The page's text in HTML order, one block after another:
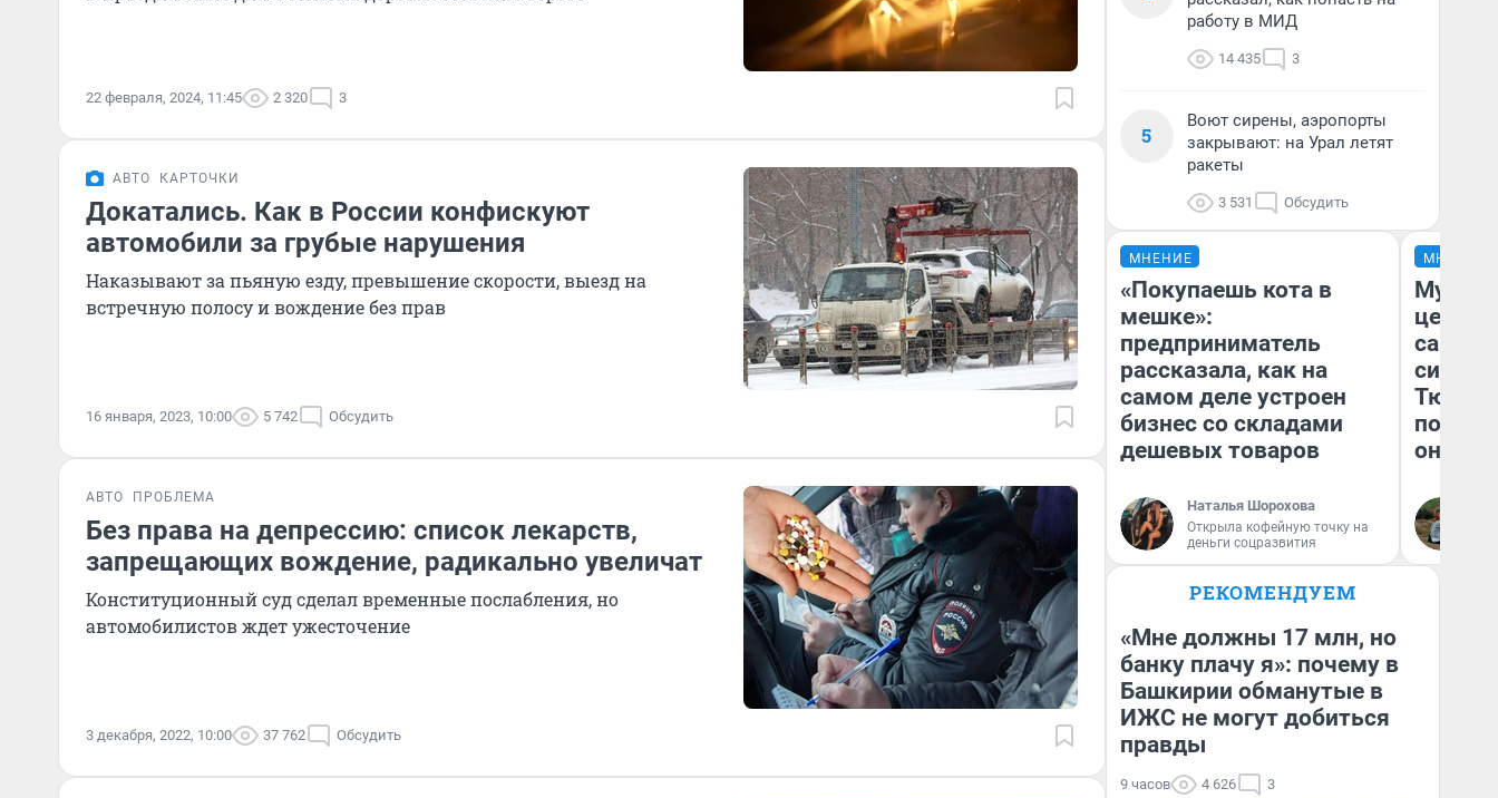
22 февраля, 2024, 11:45 2 320 3
АВТО КАРТОЧКИ
Докатались. Как в России конфискуют
автомобили за грубые нарушения
Наказывают за пьяную езду, превышение скорости, выезд на
встречную полосу и вождение без прав
16 января, 2023, 10:00 5 742 Обсудить
АВТО ПРОБЛЕМА
Без права на депрессию: список лекарств,
запрещающих вождение, радикально увеличат
Конституционный суд сделал временные послабления, но
автомобилистов ждет ужесточение
3 декабря, 2022, 10:00 37 762 Обсудить
работу в МИД
14 435 3
5
Воют сирены, аэропорты
закрывают: на Урал летят
ракеты
3 531 Обсудить
МНЕНИЕ
«Покупаешь кота в
мешке»:
предприниматель
рассказала, как на
самом деле устроен
бизнес со складами
дешевых товаров
Наталья Шорохова
Открыла кофейную точку на
деньги соцразвития
МНЕНИЕ
Музей
они
РЕКОМЕНДУЕМ
«Мне должны 17 млн, но
банку плачу я»: почему в
Башкирии обманутые в
ИЖС не могут добиться
правды
9 часов 4 626 3